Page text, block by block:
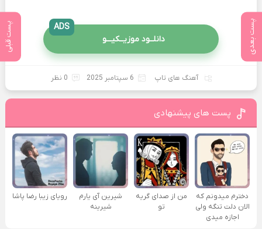
پست بعدی پست قبلی دانلــود موزیــکیـــو
ADS
آهنگ های تاپ 6 سپتامبر 2025 0 نظر
پست های پیشنهادی
دخترم میدونم که
الان دلت تنگه ولی
اجازه میدی
من از صدای گريه
تو
شیرین آی یارم
شیرینه
رویای زیبا رضا پاشا